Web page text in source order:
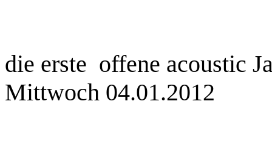
die erste offene acoustic
Mittwoch 04.01.2012